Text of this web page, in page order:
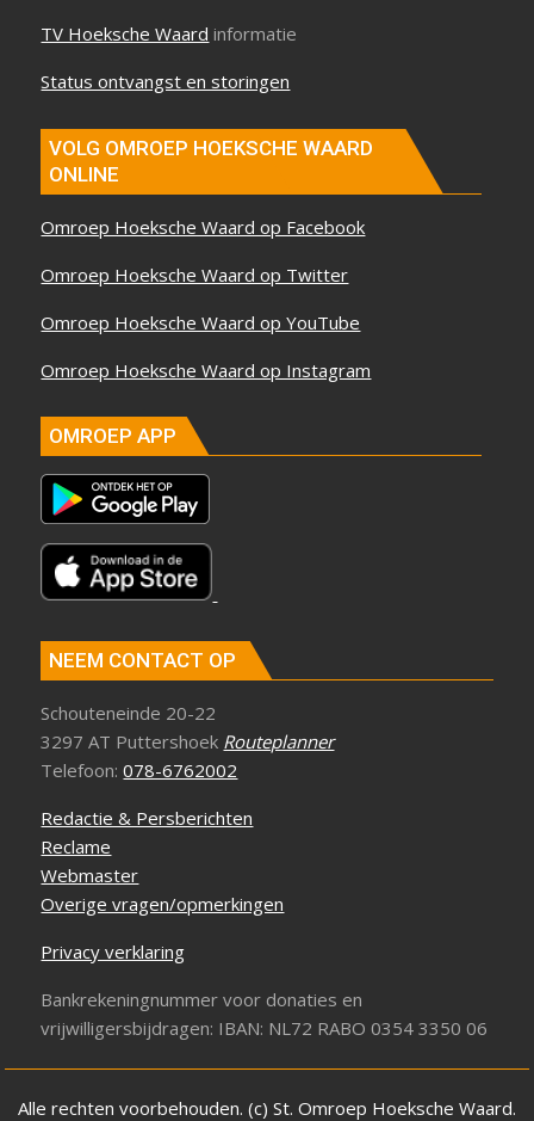
TV Hoeksche Waard informatie
Status ontvangst en storingen
VOLG OMROEP HOEKSCHE WAARD
ONLINE
Omroep Hoeksche Waard op Facebook
Omroep Hoeksche Waard op Twitter
Omroep Hoeksche Waard op YouTube
Omroep Hoeksche Waard op Instagram
OMROEP APP
NEEM CONTACT OP
Schouteneinde 20-22
3297 AT Puttershoek Routeplanner
Telefoon:078-6762002
Redactie & Persberichten
Reclame
Webmaster
Overige vragen/opmerkingen
Privacy verklaring
Bankrekeningnummer voor donaties en
vrijwilligersbijdragen: IBAN: NL72 RABO 0354 3350 06
Alle rechten voorbehouden. (c) St. Omroep Hoeksche Waard.